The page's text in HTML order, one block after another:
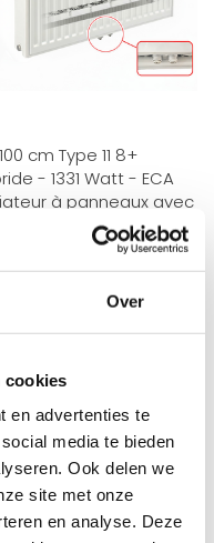
Over
cookies
en advertenties te
media te bieden
Ook delen we
site met onze
en analyse. Deze
cm Type 11 8+
- 1331 Watt - ECA
à panneaux avec
- face avant
- Blanc
panneau
également
Jusqu’à 30 ..